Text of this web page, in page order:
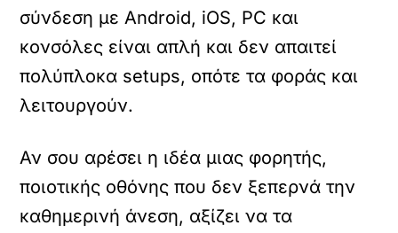
σύνδεση με Android, iOS, PC και
κονσόλες είναι απλή και δεν απαιτεί
πολύπλοκα setups, οπότε τα φοράς και
λειτουργούν.
Αν σου αρέσει η ιδέα μιας φορητής,
ποιοτικής οθόνης που δεν ξεπερνά την
καθημερινή άνεση, αξίζει να τα